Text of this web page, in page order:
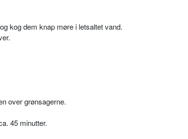
kog dem knap møre i letsaltet vand.
over grønsagerne.
45 minutter.